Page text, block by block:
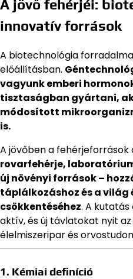
A jövő fehérjéi:
innovatív források
A biotechnológia
előállításban.
vagyunk emberi
tisztaságban gyártani,
módosított
is.
A jövőben a fehérjeforrások
rovarfehérje,
új növényi források –
táplálkozáshoz és a
csökkentéséhez. A
aktív, és új távlatokat nyit
élelmiszeripar és
1. Kémiai definíció